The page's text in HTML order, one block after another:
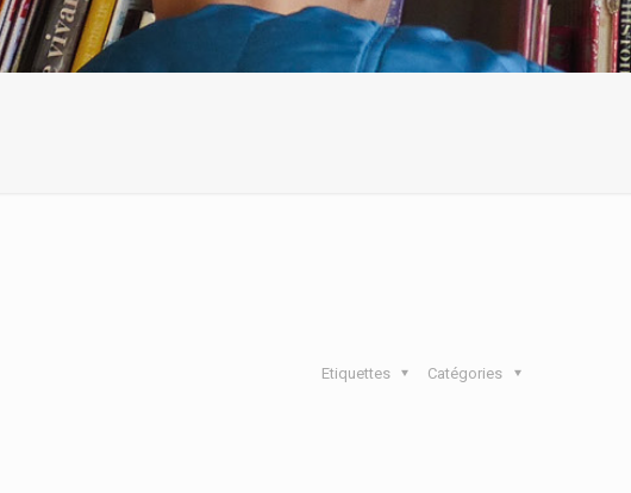
Catégories
Etiquettes